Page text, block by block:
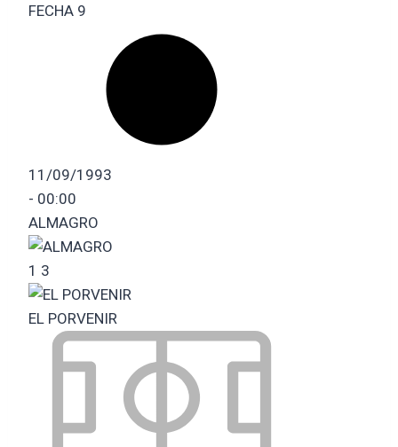
FECHA 9
11/09/1993
- 00:00
ALMAGRO
1 3
EL PORVENIR